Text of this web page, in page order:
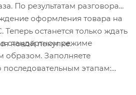
По результатам разговора
оформления товара на
останется только ждать
новой покупке.
стандартном режиме
образом. Заполняете
этапам: